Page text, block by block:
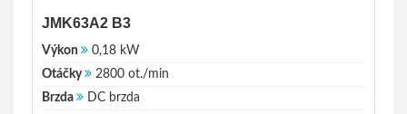
JMK63A2 B3
Výkon
0,18 kW
Otáčky
2800 ot./min
Brzda
DC brzda